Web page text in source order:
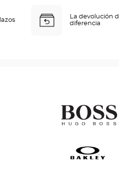
La devolución
diferencia